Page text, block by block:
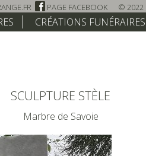
PAGE FACEBOOK © 2022
CRÉATIONS FUNÉRAIRES
SCULPTURE STÈLE
Marbre de Savoie